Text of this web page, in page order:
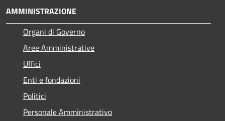
AMMINISTRAZIONE
Organi di Governo
Aree Amministrative
Uffici
Enti e fondazioni
Politici
Personale Amministrativo